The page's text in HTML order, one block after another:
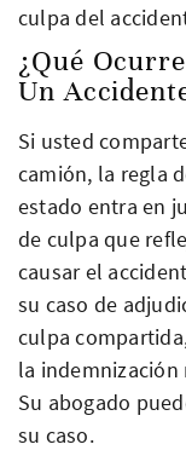
culpa del
¿Qué
Un
Si usted
camión, la regla
estado entra en
de culpa que
causar el
su caso de
culpa
la indemnización
Su abogado
su caso.